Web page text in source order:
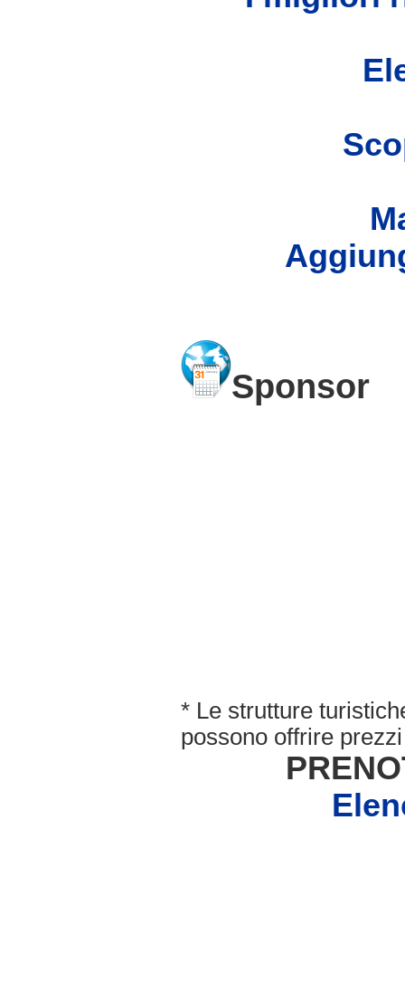
Sponsor
* Le strutture
possono offrire